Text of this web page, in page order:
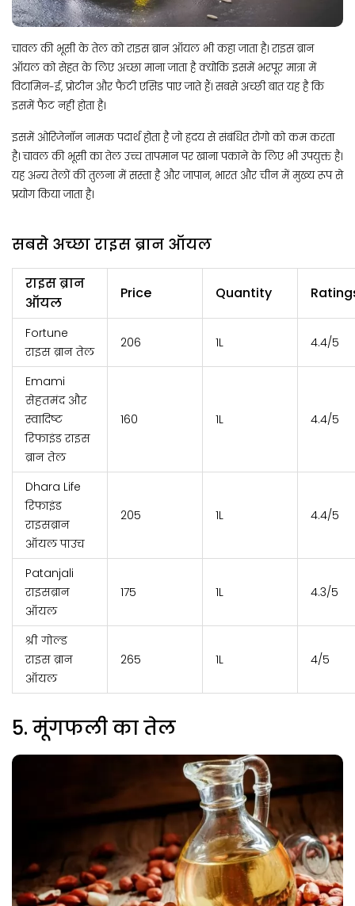
चावल की भूसी के तेल को राइस ब्रान ऑयल भी कहा जाता है। राइस ब्रान
ऑयल को सेहत के लिए अच्छा माना जाता है क्योकि इसमें भरपूर मात्रा में
विटामिन-ई, प्रोटीन और फैटी एसिड पाए जाते हैं। सबसे अच्छी बात यह है कि
इसमें फैट नहीं होता है।
इसमें ओरिजेनॉन नामक पदार्थ होता है जो ह्रदय से संबंधित रोगो को कम करता
है। चावल की भूसी का तेल उच्च तापमान पर खाना पकाने के लिए भी उपयुक्त है।
यह अन्य तेलों की तुलना में सस्ता है और जापान, भारत और चीन में मुख्य रूप से
प्रयोग किया जाता है।
सबसे अच्छा राइस ब्रान ऑयल
राइस ब्रान
ऑयल
Price Quantity
Fortune
राइस ब्रान तेल
₹206 1L 4.4/5
Emami
सेहतमंद और
स्वादिष्ट
रिफाइंड राइस
ब्रान तेल
₹160 1L 4.4/5
Dhara Life
रिफाइंड
राइसब्रान
ऑयल पाउच
₹205 1L 4.4/5
Patanjali
राइसब्रान
ऑयल
₹175 1L 4.3/5
श्री गोल्ड
राइस ब्रान
ऑयल
₹265 1L 4/5
5. मूंगफली का तेल